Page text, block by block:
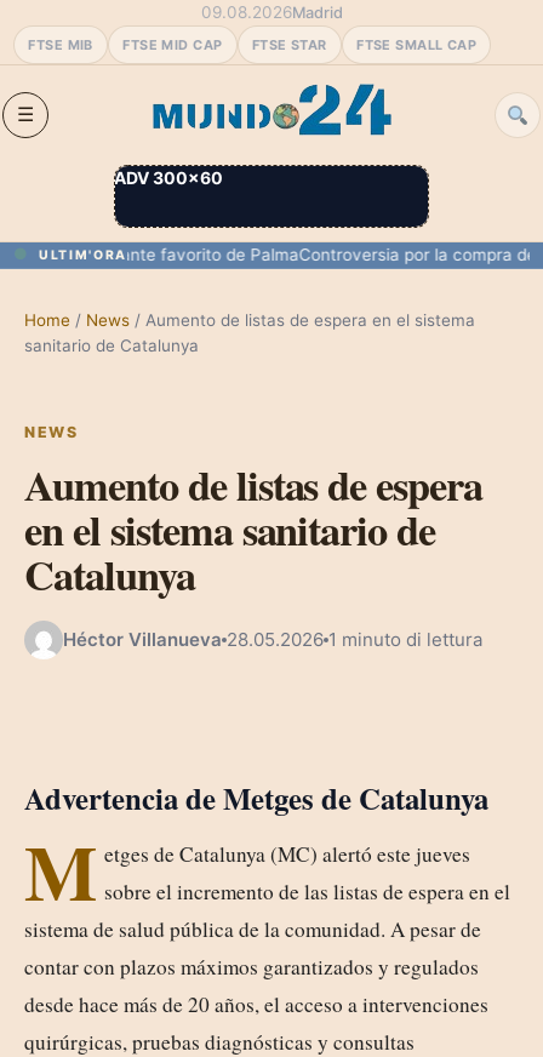
FTSE MIB FTSE MID CAP FTSE STAR FTSE SMALL CAP
09.08.2026Madrid
ADV 300×60
ULTIM'ORA
restaurante favorito de PalmaControversia por la compra del
Home / News / Aumento de listas de espera en el sistema
sanitario de Catalunya
NEWS
Aumento de listas de espera
en el sistema sanitario de
Catalunya
Héctor Villanueva 28.05.2026 1 minuto di lettura
Advertencia de Metges de Catalunya
M etges de Catalunya (MC) alertó este jueves
sobre el incremento de las listas de espera en el
sistema de salud pública de la comunidad. A pesar de
contar con plazos máximos garantizados y regulados
desde hace más de 20 años, el acceso a intervenciones
quirúrgicas, pruebas diagnósticas y consultas